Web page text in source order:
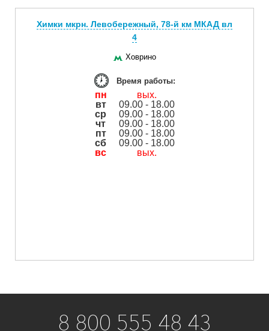
Химки мкрн. Левобережный, 78-й км МКАД вл
4
Ховрино
Время работы:
пн
вых.
вт
09.00 - 18.00
ср
09.00 - 18.00
чт
09.00 - 18.00
пт
09.00 - 18.00
сб
09.00 - 18.00
вс
вых.
8 800 555 48 43